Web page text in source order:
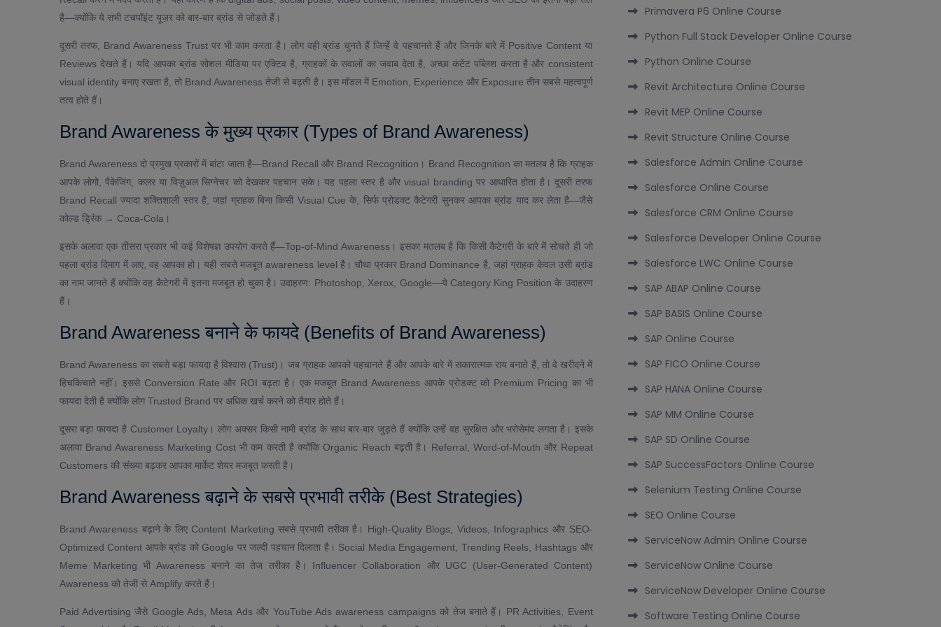
है—क्योंकि ये सभी टचपॉइंट यूज़र को बार-बार ब्रांड से जोड़ते हैं।
दूसरी तरफ, Brand Awareness Trust पर भी काम करता है। लोग वही ब्रांड चुनते हैं जिन्हें वे पहचानते हैं और जिनके बारे में Positive Content या
Reviews देखते हैं। यदि आपका ब्रांड सोशल मीडिया पर एक्टिव है, ग्राहकों के सवालों का जवाब देता है, अच्छा कंटेंट पब्लिश करता है और consistent
visual identity बनाए रखता है, तो Brand Awareness तेजी से बढ़ती है। इस मॉडल में Emotion, Experience और Exposure तीन सबसे महत्वपूर्ण
तत्व होते हैं।
Brand Awareness के मुख्य प्रकार (Types of Brand Awareness)
Brand Awareness दो प्रमुख प्रकारों में बांटा जाता है—Brand Recall और Brand Recognition। Brand Recognition का मतलब है कि ग्राहक
आपके लोगो, पैकेजिंग, कलर या विज़ुअल सिग्नेचर को देखकर पहचान सके। यह पहला स्तर है और visual branding पर आधारित होता है। दूसरी तरफ
Brand Recall ज्यादा शक्तिशाली स्तर है, जहां ग्राहक बिना किसी Visual Cue के, सिर्फ प्रोडक्ट कैटेगरी सुनकर आपका ब्रांड याद कर लेता है—जैसे
कोल्ड ड्रिंक → Coca-Cola।
इसके अलावा एक तीसरा प्रकार भी कई विशेषज्ञ उपयोग करते हैं—Top-of-Mind Awareness। इसका मतलब है कि किसी कैटेगरी के बारे में सोचते ही जो
पहला ब्रांड दिमाग में आए, वह आपका हो। यही सबसे मजबूत awareness level है। चौथा प्रकार Brand Dominance है, जहां ग्राहक केवल उसी ब्रांड
का नाम जानते हैं क्योंकि वह कैटेगरी में इतना मजबूत हो चुका है। उदाहरण: Photoshop, Xerox, Google—ये Category King Position के उदाहरण
हैं।
Brand Awareness बनाने के फायदे (Benefits of Brand Awareness)
Brand Awareness का सबसे बड़ा फायदा है विश्वास (Trust)। जब ग्राहक आपको पहचानते हैं और आपके बारे में सकारात्मक राय बनाते हैं, तो वे खरीदने में
हिचकिचाते नहीं। इससे Conversion Rate और ROI बढ़ता है। एक मजबूत Brand Awareness आपके प्रोडक्ट को Premium Pricing का भी
फायदा देती है क्योंकि लोग Trusted Brand पर अधिक खर्च करने को तैयार होते हैं।
दूसरा बड़ा फायदा है Customer Loyalty। लोग अक्सर किसी नामी ब्रांड के साथ बार-बार जुड़ते हैं क्योंकि उन्हें वह सुरक्षित और भरोसेमंद लगता है। इसके
अलावा Brand Awareness Marketing Cost भी कम करती है क्योंकि Organic Reach बढ़ती है। Referral, Word-of-Mouth और Repeat
Customers की संख्या बढ़कर आपका मार्केट शेयर मजबूत करती है।
Brand Awareness बढ़ाने के सबसे प्रभावी तरीके (Best Strategies)
Brand Awareness बढ़ाने के लिए Content Marketing सबसे प्रभावी तरीका है। High-Quality Blogs, Videos, Infographics और SEO-
Optimized Content आपके ब्रांड को Google पर जल्दी पहचान दिलाता है। Social Media Engagement, Trending Reels, Hashtags और
Meme Marketing भी Awareness बनाने का तेज तरीका है। Influencer Collaboration और UGC (User-Generated Content)
Awareness को तेजी से Amplify करते हैं।
Paid Advertising जैसे Google Ads, Meta Ads और YouTube Ads awareness campaigns को तेज बनाते हैं। PR Activities, Event
Primavera P6 Online Course
Python Full Stack Developer Online Course
Python Online Course
Revit Architecture Online Course
Revit MEP Online Course
Revit Structure Online Course
Salesforce Admin Online Course
Salesforce Online Course
Salesforce CRM Online Course
Salesforce Developer Online Course
Salesforce LWC Online Course
SAP ABAP Online Course
SAP BASIS Online Course
SAP Online Course
SAP FICO Online Course
SAP HANA Online Course
SAP MM Online Course
SAP SD Online Course
SAP SuccessFactors Online Course
Selenium Testing Online Course
SEO Online Course
ServiceNow Admin Online Course
ServiceNow Online Course
ServiceNow Developer Online Course
Software Testing Online Course